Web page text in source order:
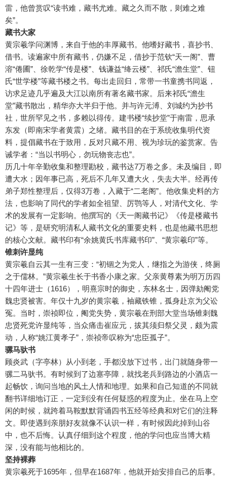
雷，他曾赏叹“读书难，藏书尤难。藏之久而不散，则难之难
矣”。
藏书大家
黄宗羲学问渊博，来自于他的丰厚藏书。他嗜好藏书，喜抄书、
借书。读遍家中所有藏书，仍嫌不足，借抄于范钦“天一阁”、曹
溶“倦圃”、徐乾学“传是楼”、钱谦益“绛云楼”、祁氏“澹生堂”、钮
氏“世学楼”等藏书楼之书。每出走回归，常带一书童携书同返，
访求足迹几乎遍及大江以南所有著名藏书家。后来祁氏“澹生
堂”藏书散出，精华亦大半归于他。并与许元溥、刘城约为抄书
社，世所罕见之书，多赖以得传。建书楼“续抄堂”于南雷，思承
东发（即南宋学者黄震）之绪。藏书目的在于系统收集明代资
料，提倡藏书在于致用，反对只藏不用、视为珍玩的鉴赏家。告
诫学者：“当以书明心，勿玩物丧志也”。
历几十年辛勤收集和整理勘校，藏书达7万卷之多。未及编目，即
遭大水；因年事已高，死后不几年又遭大火，失去大半。经再传
弟子郑性整理后，仅得3万卷，入藏于“二老阁”。他收集史料的方
法，也影响了同代的学者如全祖望、厉鹗等人，对清代文化、学
术的发展有一定影响。他撰写的《天一阁藏书记》《传是楼藏书
记》等，是研究明清私人藏书文化的重要史料，也是他藏书思想
的核心文献。藏书印有“余姚黄氏书库藏书印”、“黄宗羲印”等。
锥刺许显纯
黄宗羲自云其一生有三变：“初锢之为党人，继指之为游侠，终厕
之于儒林。”黄宗羲生长于书香小康之家。父亲黄尊素为明万历四
十四年进士（1616），明熹宗时的御史，东林名士，因弹劾阉党
魏忠贤被害。年仅十九岁的黄宗羲，袖藏铁锥，孤身赴京为父讼
冤。当时，崇祯即位，阉党失势，黄宗羲在刑部大堂当场锥刺魏
忠贤死党许显纯等，当众痛击崔应元，拔其须归祭父灵，颇为震
动，人称“姚江黄孝子”，崇祯帝叹称为“忠臣孤子”。
骡马驮书
顾炎武（字亭林）从小到老，手都没放下过书，出门就随身带一
骡二马驮书。有时候到了边塞亭障，就找老兵到路边的小酒店一
起畅饮，询问当地的风土人情和地理。如果和自己知道的不同就
翻书详细地订正，一定到没有任何疑惑的程度为止。坐在马上空
闲的时候，就跨着马鞍默默背诵四书五经等经典和对它们的注释
文。即使遇到亲朋好友就像不认识一样，有时候因此掉到山谷
中，也不后悔。认真仔细到这个程度，他的学问也应当博大精
深，没有能与他相比的。
坚持裸葬
黄宗羲死于1695年，但早在1687年，他就开始安排自己的后事。